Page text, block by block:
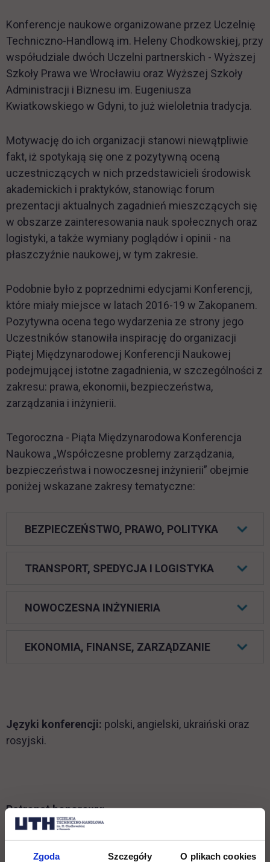
Zgoda Szczegóły O plikach cookies
Konferencje naukowe organizowane przez Uczelnię
Techniczno-Handlową im. Heleny Chodkowskiej, przy
współudziale dwóch Uczelni partnerskich - Wyższej
Szkoły Prawa we Wrocławiu oraz Wyższej Szkoły
Administracji i Biznesu im. Eugeniusza
Kwiatkowskiego w Gdyni, to już wieloletnia tradycja.
Motywację do ich organizacji stanowi niewątpliwie
fakt, iż spotykają się one z pozytywną oceną
uczestniczących w nich przedstawicieli środowisk
akademickich i praktyków, stanowiąc forum
prezentacji aktualnych zagadnień mieszczących się
w obszarze zainteresowania nauk społecznych oraz
logistyki, a także wymiany poglądów i opinii - na
płaszczyźnie naukowej, w tym zakresie.
Podobnie było z poprzednimi edycjami Konferencji,
które miały miejsce w latach 2016-19 w Zakopanem.
Pozytywna ocena tego wydarzenia ze strony jego
Uczestników stanowiła inspirację do organizacji
Piątej Międzynarodowej Konferencji Naukowej
podejmującej istotne zagadnienia, w szczególności z
zakresu: prawa, ekonomii, bezpieczeństwa,
zarządzania i inżynierii.
Tegoroczna - Piąta Międzynarodowa Konferencja
Naukowa „Współczesne problemy zarządzania,
bezpieczeństwa i nowoczesnej inżynierii” obejmie
poniżej wskazane zakresy tematyczne:
BEZPIECZEŃSTWO, PRAWO, POLITYKA
TRANSPORT, SPEDYCJA I LOGISTYKA
NOWOCZESNA INŻYNIERIA
EKONOMIA, FINANSE, ZARZĄDZANIE
Języki konferencji: polski, angielski, ukraiński oraz
rosyjski.
Patronat honorowy:
link otwiera się w